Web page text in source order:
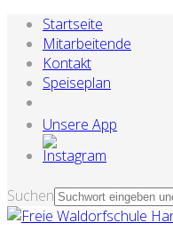
Startseite
Mitarbeitende
Kontakt
Speiseplan
Unsere App
Suchen